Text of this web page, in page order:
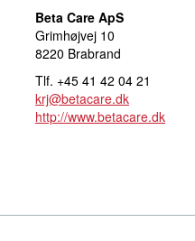
Beta Care ApS
Grimhøjvej 10
8220 Brabrand
Tlf. +45 41 42 04 21
krj@betacare.dk
http://www.betacare.dk